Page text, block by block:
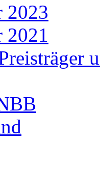
2023
2021